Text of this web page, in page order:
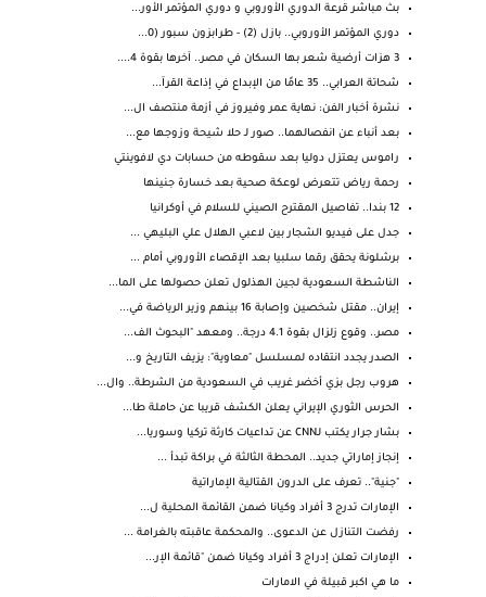
بث مباشر قرعة الدوري الأوروبي و دوري المؤتمر الأور...
دوري المؤتمر الأوروبي.. بازل (2) - طرابزون سبور (0...
3 هزات أرضية شعر بها السكان في مصر.. آخرها بقوة 4....
شحاتة العرابي.. 35 عامًا من الإبداع في إذاعة القرآ...
نشرة أخبار الفن: نهاية عمر وفيروز في أزمة منتصف ال...
بعد أنباء عن انفصالهما.. صور لـ حلا شيحة وزوجها مع...
راموس يعتزل دوليا بعد سقوطه من حسابات دي لافوينتي
رحمة رياض تتعرض لوعكة صحية بعد خسارة جنينها
12 بندا.. تفاصيل المقترح الصيني للسلام في أوكرانيا
جدل على فيديو الشجار بين لاعبي الهلال علي البليهي ...
برشلونة يحقق رقما سلبيا بعد الإقصاء الأوروبي أمام ...
الناشطة السعودية لجين الهذلول تعلن حصولها على الما...
إيران.. مقتل شخصين وإصابة 16 بينهم وزير الرياضة في...
مصر.. وقوع زلزال بقوة 4.1 درجة.. ومعهد "البحوث الف...
الصدر يجدد انتقاده لمسلسل "معاوية": يزيف التاريخ و...
هروب رجل بزي أخضر غريب في السعودية من الشرطة.. وال...
الحرس الثوري الإيراني يعلن الكشف قريبا عن حاملة طا...
بشار جرار يكتب لـCNN عن تداعيات كارثة تركيا وسوريا...
إنجاز إماراتي جديد.. المحطة الثالثة في براكة تبدأ ...
"جنية".. تعرف على الدرون القتالية الإماراتية
الإمارات تدرج 3 أفراد وكيانا ضمن القائمة المحلية ل...
رفضت التنازل عن الدعوى.. والمحكمة عاقبته بالغرامة ...
الإمارات تعلن إدراج 3 أفراد وكيانا ضمن "قائمة الإر...
ما هي اكبر قبيلة في الامارات